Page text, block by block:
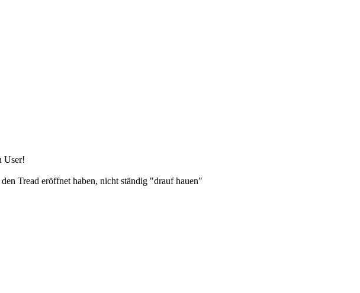
User!
Tread eröffnet haben, nicht ständig "drauf hauen"